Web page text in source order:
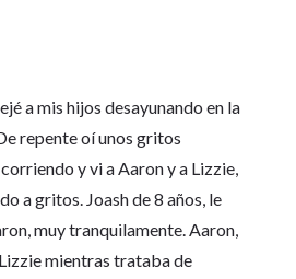
a mis hijos desayunando en la
repente oí unos gritos
y vi a Aaron y a Lizzie,
a gritos. Joash de 8 años, le
muy tranquilamente. Aaron,
mientras trataba de